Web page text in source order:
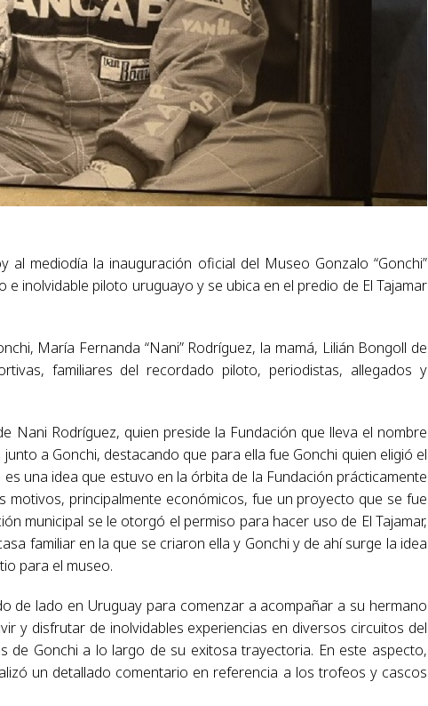
mediodía la inauguración oficial del Museo Gonzalo “Gonchi”
inolvidable piloto uruguayo y se ubica en el predio de El Tajamar
María Fernanda “Nani” Rodríguez, la mamá, Lilián Bongoll de
familiares del recordado piloto, periodistas, allegados y
Nani Rodríguez, quien preside la Fundación que lleva el nombre
a Gonchi, destacando que para ella fue Gonchi quien eligió el
una idea que estuvo en la órbita de la Fundación prácticamente
motivos, principalmente económicos, fue un proyecto que se fue
municipal se le otorgó el permiso para hacer uso de El Tajamar,
familiar en la que se criaron ella y Gonchi y de ahí surge la idea
para el museo.
de lado en Uruguay para comenzar a acompañar a su hermano
y disfrutar de inolvidables experiencias en diversos circuitos del
de Gonchi a lo largo de su exitosa trayectoria. En este aspecto,
un detallado comentario en referencia a los trofeos y cascos